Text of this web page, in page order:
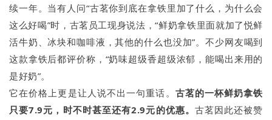
续一年。当有人问“古茗你到底在拿铁里加了什么，为什么会
这么好喝”时，古茗员工现身说法，“鲜奶拿铁里面就加了悦鲜
活牛奶、冰块和咖啡液，其他的什么也没加”。不少网友喝到
这款拿铁后都评价称，“奶味超级香超级浓郁，能喝出来用的
是好奶”。
它在价格上更是让人说不出一句重话。 古茗的一杯鲜奶拿铁
只要7.9元，时不时甚至还有2.9元的优惠。 古茗因此还被赞